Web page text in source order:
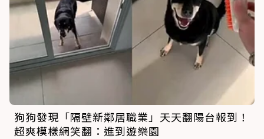
狗狗發現「隔壁新鄰居職業」天天翻陽台報到！
超爽模樣網笑翻：進到遊樂園